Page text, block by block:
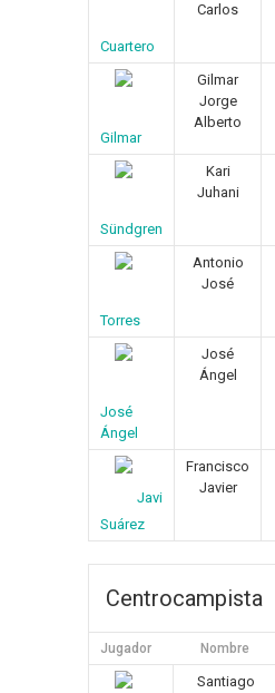
Cuartero
Carlos
Gilmar
Gilmar
Jorge
Alberto
Sündgren
Kari
Juhani
Torres
Antonio
José
José
Ángel
José
Ángel
Javi
Suárez
Francisco
Javier
Centrocampista
Jugador Nombre
Santiago